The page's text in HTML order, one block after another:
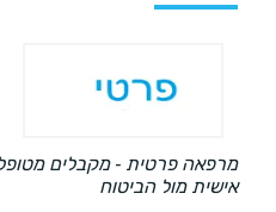
מרפאה פרטית - מקבלים
אישית מול הביטוח